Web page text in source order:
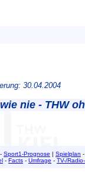
30.04.2004
nie - THW
- Sport1-Prognose | Spielplan -
- Facts - Umfrage - TV-/